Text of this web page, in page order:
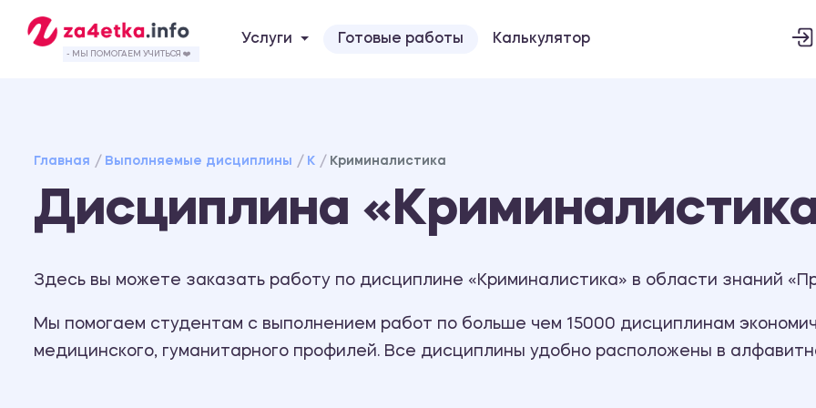
- МЫ ПОМОГАЕМ УЧИТЬСЯ ❤️
Услуги Готовые работы Калькулятор
Главная Выполняемые дисциплины К Криминалистика
Дисциплина
Здесь вы можете заказать работу по дисциплине «Криминалистика» в области знаний
Мы помогаем студентам с выполнением работ по больше чем 15000 дисциплинам
медицинского, гуманитарного профилей. Все дисциплины удобно расположены в